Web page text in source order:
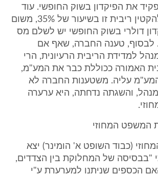
את הפיקדון בשוק החופשי. עוד
ביקשה החברה להקטין ריבית זו בשיעור של 35%, משום
דולרי בשוק החופשי יש לשלם מס
בשיעור של 35%. לבסוף, טענה החברה, שאף אם
למדידת הריבית הרעיונית, הרי
האמורה ככוללת כבר את המע"מ,
המע"מ עליה. משטענות החברה לא
והשגתה נדחתה, היא ערערה
המשפט המחוזי
(כבוד השופט א' הומינר) יצא
"בבסיסה של המחלוקת בין הצדדים,
הכספים שניתנו למערערת ע"י